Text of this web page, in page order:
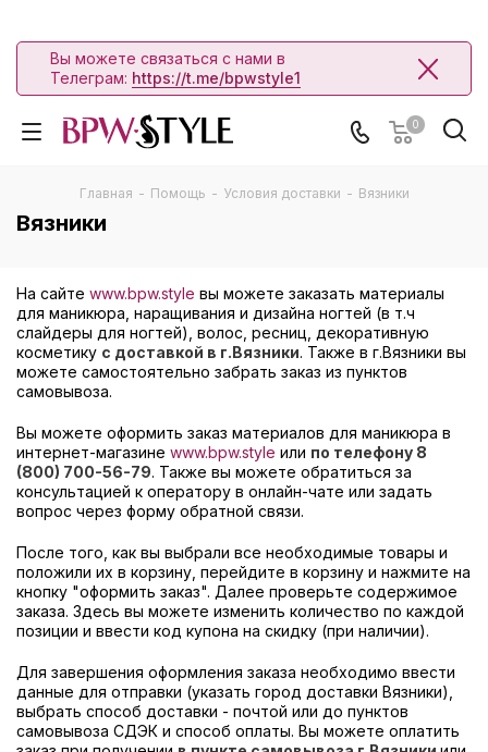
Вы можете связаться с нами в
Телеграм: https://t.me/bpwstyle1
0
Главная - Помощь - Условия доставки - Вязники
Вязники
На сайте www.bpw.style вы можете заказать материалы
для маникюра, наращивания и дизайна ногтей (в т.ч
слайдеры для ногтей), волос, ресниц, декоративную
косметику с доставкой в г.Вязники. Также в г.Вязники вы
можете самостоятельно забрать заказ из пунктов
самовывоза.
Вы можете оформить заказ материалов для маникюра в
интернет-магазине www.bpw.style или по телефону 8
(800) 700-56-79. Также вы можете обратиться за
консультацией к оператору в онлайн-чате или задать
вопрос через форму обратной связи.
После того, как вы выбрали все необходимые товары и
положили их в корзину, перейдите в корзину и нажмите на
кнопку "оформить заказ". Далее проверьте содержимое
заказа. Здесь вы можете изменить количество по каждой
позиции и ввести код купона на скидку (при наличии).
Для завершения оформления заказа необходимо ввести
данные для отправки (указать город доставки Вязники),
выбрать способ доставки - почтой или до пунктов
самовывоза СДЭК и способ оплаты. Вы можете оплатить